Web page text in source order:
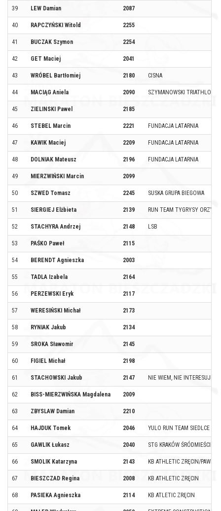
39 LEW Damian 2087
40 RAPCZYŃSKI Witold 2255
41 BUCZAK Szymon 2254
42 GET Maciej 2041
43 WRÓBEL Bartłomiej 2180 CISNA
44 MACIĄG Aniela 2090 SZYMANOWSKI TRIATHLON
45 ZIELINSKI Pawel 2185
46 STEBEL Marcin 2221 FUNDACJA LATARNIA
47 KAWIK Maciej 2209 FUNDACJA LATARNIA
48 DOLNIAK Mateusz 2196 FUNDACJA LATARNIA
49 MIERZWIŃSKI Marcin 2099
50 SZWED Tomasz 2245 SUSKA GRUPA BIEGOWA
51 SIERGIEJ Elżbieta 2139 RUN TEAM TYGRYSY ORZYSZ
52 STACHYRA Andrzej 2148 LSB
53 PAŚKO Paweł 2115
54 BERENDT Agnieszka 2003
55 TADLA Izabela 2164
56 PERZEWSKI Eryk 2117
57 WERESIŃSKI Michał 2173
58 RYNIAK Jakub 2134
59 SROKA Sławomir 2145
60 FIGIEL Michał 2198
61 STACHOWSKI Jakub 2147 NIE WIEM, NIE INTERESUJE
62 BISS-MIERZWIŃSKA Magdalena 2009
63 ZBYSLAW Damian 2210
64 HAJDUK Tomek 2046 YULO RUN TEAM SIEDLCE
65 GAWLIK Łukasz 2040 STG KRAKÓW ŚRÓDMIEŚCIE
66 SMOLIK Katarzyna 2143 KB ATHLETIC ZRĘCIN/PAWKO
67 BIESZCZAD Regina 2008 KB ATHLETIC ZRĘCIN
68 PASIEKA Agnieszka 2114 KB ATLETIC ZRĘCIN